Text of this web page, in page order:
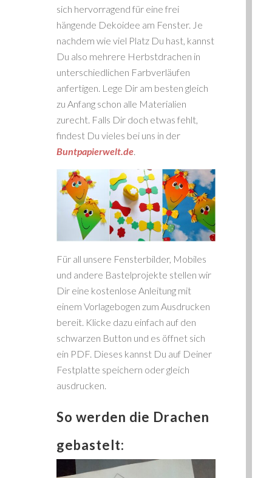
sich hervorragend für eine frei
hängende Dekoidee am Fenster. Je
nachdem wie viel Platz Du hast, kannst
Du also mehrere Herbstdrachen in
unterschiedlichen Farbverläufen
anfertigen. Lege Dir am besten gleich
zu Anfang schon alle Materialien
zurecht. Falls Dir doch etwas fehlt,
findest Du vieles bei uns in der
Buntpapierwelt.de.
Für all unsere Fensterbilder, Mobiles
und andere Bastelprojekte stellen wir
Dir eine kostenlose Anleitung mit
einem Vorlagebogen zum Ausdrucken
bereit. Klicke dazu einfach auf den
schwarzen Button und es öffnet sich
ein PDF. Dieses kannst Du auf Deiner
Festplatte speichern oder gleich
ausdrucken.
So werden die Drachen
gebastelt: